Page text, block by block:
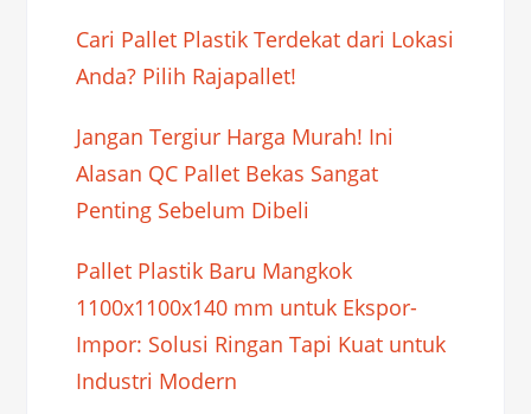
Cari Pallet Plastik Terdekat dari Lokasi
Anda? Pilih Rajapallet!
Jangan Tergiur Harga Murah! Ini
Alasan QC Pallet Bekas Sangat
Penting Sebelum Dibeli
Pallet Plastik Baru Mangkok
1100x1100x140 mm untuk Ekspor-
Impor: Solusi Ringan Tapi Kuat untuk
Industri Modern